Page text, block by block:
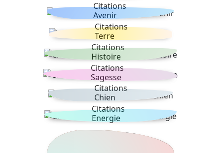
Citations
Avenir
Citations
Terre
Citations
Histoire
Citations
Sagesse
Citations
Chien
Citations
Energie